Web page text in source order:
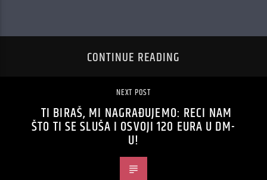
CONTINUE READING
NEXT POST
TI BIRAŠ, MI NAGRAĐUJEMO: RECI NAM
ŠTO TI SE SLUŠA I OSVOJI 120 EURA U DM-
U!